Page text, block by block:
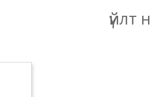
үйлт